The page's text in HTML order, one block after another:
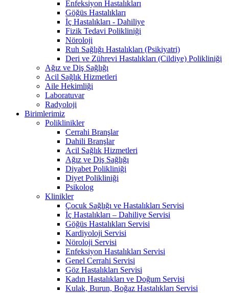
Enfeksiyon Hastalıkları
Göğüs Hastalıkları
İç Hastalıkları - Dahiliye
Fizik Tedavi Polikliniği
Nöroloji
Ruh Sağlığı Hastalıkları (Psikiyatri)
Deri ve Zührevi Hastalıkları (Cildiye) Polikliniği
Ağız ve Diş Sağlığı
Acil Sağlık Hizmetleri
Aile Hekimliği
Laboratuvar
Radyoloji
Birimlerimiz
Poliklinikler
Cerrahi Branşlar
Dahili Branşlar
Acil Sağlık Hizmetleri
Ağız ve Diş Sağlığı
Diyabet Polikliniği
Diyet Polikliniği
Psikolog
Klinikler
Çocuk Sağlığı ve Hastalıkları Servisi
İç Hastalıkları – Dahiliye Servisi
Göğüs Hastalıkları Servisi
Kardiyoloji Servisi
Nöroloji Servisi
Enfeksiyon Hastalıkları Servisi
Genel Cerrahi Servisi
Göz Hastalıkları Servisi
Kadın Hastalıkları ve Doğum Servisi
Kulak, Burun, Boğaz Hastalıkları Servisi